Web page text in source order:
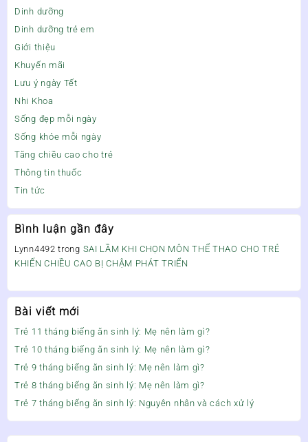
Dinh dưỡng
Dinh dưỡng trẻ em
Giới thiệu
Khuyến mãi
Lưu ý ngày Tết
Nhi Khoa
Sống đẹp mỗi ngày
Sống khỏe mỗi ngày
Tăng chiều cao cho trẻ
Thông tin thuốc
Tin tức
Bình luận gần đây
Lynn4492 trong SAI LẦM KHI CHỌN MÔN THỂ THAO CHO TRẺ
KHIẾN CHIỀU CAO BỊ CHẬM PHÁT TRIỂN
Bài viết mới
Trẻ 11 tháng biếng ăn sinh lý: Mẹ nên làm gì?
Trẻ 10 tháng biếng ăn sinh lý: Mẹ nên làm gì?
Trẻ 9 tháng biếng ăn sinh lý: Mẹ nên làm gì?
Trẻ 8 tháng biếng ăn sinh lý: Mẹ nên làm gì?
Trẻ 7 tháng biếng ăn sinh lý: Nguyên nhân và cách xử lý